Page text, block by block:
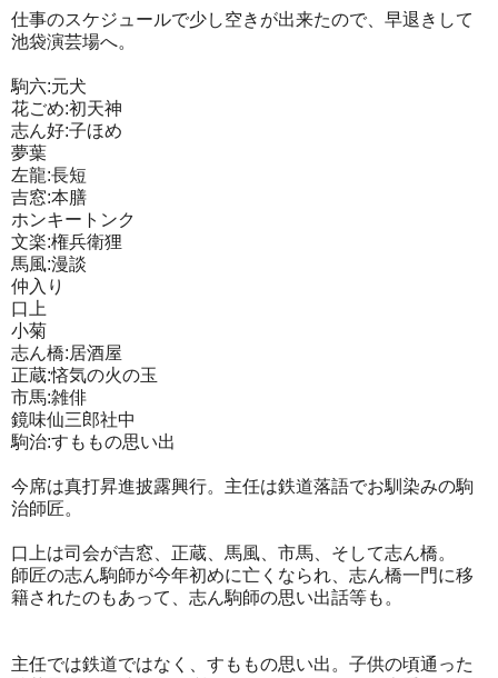
仕事のスケジュールで少し空きが出来たので、早退きして
池袋演芸場へ。
駒六:元犬
花ごめ:初天神
志ん好:子ほめ
夢葉
左龍:長短
吉窓:本膳
ホンキートンク
文楽:権兵衛狸
馬風:漫談
仲入り
口上
小菊
志ん橋:居酒屋
正蔵:悋気の火の玉
市馬:雑俳
鏡味仙三郎社中
駒治:すももの思い出
今席は真打昇進披露興行。主任は鉄道落語でお馴染みの駒
治師匠。
口上は司会が吉窓、正蔵、馬風、市馬、そして志ん橋。
師匠の志ん駒師が今年初めに亡くなられ、志ん橋一門に移
籍されたのもあって、志ん駒師の思い出話等も。
主任では鉄道ではなく、すももの思い出。子供の頃通った